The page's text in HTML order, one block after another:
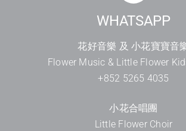
WHATSAPP
花好音樂 及 小花寶寶音
Flower Music & Little Flower
+852 5265 4035
小花合唱團
Little Flower Choir